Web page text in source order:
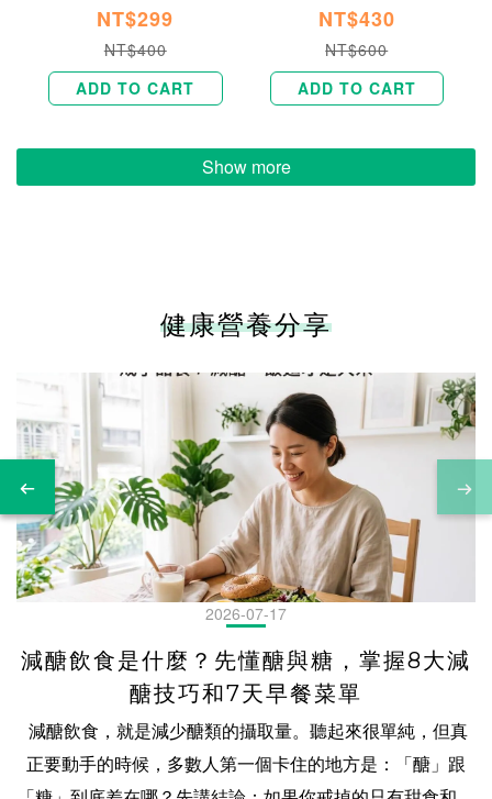
NT$299
NT$400
ADD TO CART
NT$430
NT$600
ADD TO CART
Show more
健康營養分享
2026-07-17
減醣飲食是什麼？先懂醣與糖，掌握8大減
醣技巧和7天早餐菜單
減醣飲食，就是減少醣類的攝取量。聽起來很單純，但真正要動手的時候，多數人第一個卡住的地方是：「醣」跟「糖」到底差在哪？先講結論：如果你戒掉的只有甜食和手搖飲，那叫減糖，不叫減醣。飯、麵、麵包這些一點都不甜的東西，才是大宗。這篇會先把這兩個字分乾淨，再談 8 個可以馬上用的減醣技巧，最後給你一份 7 天早餐菜單。 目錄減醣飲食是什麼？先分清楚「醣」和「糖」減醣飲食與低碳飲食的差別？減醣的好處是什麼？減醣要怎麼做？8 大技巧一次掌握減醣食物有哪些？減醣主食替換對照減醣早餐一週菜單怎麼配減醣新手最常誤會的三件事關於減醣，大家最常問的 9 件事減醣飲食｜加入社群，發現更多減醣的技巧 減醣飲食是什麼？先分清楚「醣」和「糖」「醣」是所有碳水化合物的總稱，「糖」只是其中的一小類。兩個字差一筆，範圍差很多：減糖只動到那一小類，減醣要連飯麵一起算進來。 減醣飲食的基本概念先說一件可能有點意外的事：「減醣飲食」不是政府認定的正式名詞。 翻遍衛福部國民健康署的《每日飲食指南》，你會找到「全穀雜糧類」，也會找到「添加糖」，但找不到「減醣飲食」這四個字的定義，更沒有規定要減到多少才算數。所以你在網路上看到的減醣說法，從溫和到嚴格都有，彼此還常常對不起來。這不是誰在亂講，是這個詞本來就沒有一把公定的尺。 政府給的是另一種東西：一個均衡飲食的參考範圍。 三大營養素佔一天總熱量的建議比例 蛋白質 10% ~ 20%｜脂質 20% ~ 30%｜醣類（碳水化合物）50% ~ 60% 資料來源：衛生福利部國民健康署《每日飲食指南手冊》（107 年 10 月第二版） 這個範圍的適用對象是一般成人。如果你有特殊需求，這篇文章不能取代醫師或營養師給你的建議。 「糖」不是只有吃起來甜的那些官方對「糖」的判定不是看甜度，是看結構：食藥署在營養標示的規範裡把「糖」定義為單醣與雙醣的總和。你在營養標示上看到的「糖」那一欄，算的就是它們。 大部分的糖確實嚐得出甜味，所以一講到糖，多數人想到的是甜點、含糖飲料、蛋糕餅乾。這個直覺大致沒錯，但它有漏洞。 乳糖就是那個漏洞。 牛奶喝起來不像糖水，可是乳糖是雙醣，在標示上一樣要算進「糖」那一欄。甜度只是線索，不是判定的依據。還有一件事知道的人不多：營養標示上沒有「添加糖」這一欄。 標示的「糖」把天然就有的（牛奶裡的乳糖、水果裡的果糖）和製作時加進去的混在同一個數字裡。而國健署《國民飲食指標》建議「不宜超過總熱量 10%」的，指的是額外加進去的那些。 換句話說，光看標示上的「糖」，看不出添加糖有多少。 「醣」是所有碳水化合物的總稱「醣」的範圍比「糖」大得多。食藥署的定義很直接：碳水化合物，即醣類，指總碳水化合物。 換句話說，「醣」是一個大圈，「糖」只是圈裡的一小塊。這個圈裡還有澱粉。飯、麵、麵包、地瓜、馬鈴薯，這些吃起來一點都不甜的東西，全都是醣。連膳食纖維也在圈裡，只是纖維的熱量以每公克 2 大卡計，跟其他碳水的 4 大卡不同。 把大圈小圈的關係擺出來，「減糖」和「減醣」的差別就清楚了： 減的是什麼主要對付減糖圈裡那一小塊甜食、含糖飲料，特別是添加糖減醣整個圈連澱粉一起算進來，減的是總碳水化合物的量 所以「我沒吃甜食」和「我有減醣」是兩回事。甜食只是那一小塊，飯麵才是大宗。這也是為什麼有些人戒了手搖飲，一整天吃進去的醣量卻沒有降多少。三餐的飯麵完全沒動。 分清楚這兩個字之後，下一個問題自然就來了：那減醣跟低碳，又差在哪？ 減醣飲食與低碳飲食的差別？ 兩種都在減碳水，差別是你需要多精確。減醣通常先從含糖飲料和精緻澱粉下手，不設硬性的每日克數；低碳會給自己一個每天的碳水額度，總量要記帳。 減醣和低碳，差在哪裡？先說一件會讓人有點意外的事：這兩個詞，沒有一個是政府認定的正式名詞。 跟「減醣飲食」一樣，「低碳飲食」在台灣的政府官方文件裡也找不到定義，沒有規定碳水要壓到多少才算數。網路上流傳的各種克數標準，來源多半是國外的書籍、社群或研究，彼此並不一致。所以下面講的是大致的分野，不是公定標準。 減醣通常是「往下調」：先把含糖飲料、甜點、精緻澱粉的比重減下來，主食吃少一點或換掉一部分，多半不設一個硬性的每日克數。低碳通常是「設上限」：給自己一個每天的碳水額度，吃什麼可以彈性，但總量要記帳。所以低碳的人比較常在算克數，減醣的人比較常在做選擇。 真正的差別不在數字，在你需要多精確。減醣可以憑判斷做，低碳需要記錄。 兩種飲食方式比較，怎麼選？ 怎麼做需要記錄嗎難在哪減醣減少精緻糖與精緻澱粉，主食吃少或換掉一部分不一定沒有標準，全靠自己判斷低碳給自己一個每日碳水額度，總量要記帳要三餐都要算，外食最難 怎麼選？我們的建議是先問「你能維持多久」，不是「哪個比較快」。 飲食調整跟運動一樣，做三天的完美方案，效果不會比做三個月的普通方案好。多數人的日常有外食、有應酬、有趕時間的早上，一個需要每餐算克數的方案，在那些日子裡會第一個被放棄。 所以如果你是第一次調整，從減醣開始通常最實際：它容錯高，一餐沒做到不會歸零。等你對自己吃了什麼有感覺了，再決定要不要往更嚴格的方向走。 減醣的好處是什麼？減醣真正在調整的，是精緻糖和精緻澱粉在一天裡佔的比重。把它們的位置讓出來之後，蛋白質、蔬菜、好的油脂才有空間進來。 幫助減少精緻糖與精緻澱粉攝取，維持好狀態減醣最直接的作用，是把兩樣東西的份量壓下來：精緻糖和精緻澱粉。 精緻糖就是前面講的添加糖，國健署《國民飲食指標》建議它不宜超過總熱量的 10%。精緻澱粉則是加工程度高、纖維被去掉的那些主食，像白飯、白麵條、白吐司。 這兩樣東西的共同點是它們在一天裡佔餐盤的比例很大，但帶來的營養相對少。一份精緻澱粉和一份全穀，碳水的量可能差不多，但後者還帶著纖維和一些微量營養素。 所以減醣的第一步通常不是「吃更少」，而是「把餐盤的空間讓出來」：少了半碗白飯的空間，可以放一份蛋白質或一盤蔬菜。一天的食量是很接近的，這是一個餐盤空間的分配問題。 搭配蛋白質與膳食纖維，增加飽足感減醣的時候，主食少了，那個餐盤上的空缺，就要有東西補上，不然只是把一餐吃得比較少。 通常補的是兩樣：蛋白質與膳食纖維。 蛋白質的來源是蛋、豆製品、魚、肉類；膳食纖維主要來自非澱粉類的蔬菜、部分全穀，還有豆類。同樣的熱量下，這兩樣東西的體積通常比精緻澱粉大，讓餐盤上的營養比例更高了。 實際的配法很簡單：先看蛋白質夠不夠，再看蔬菜有沒有到一個手掌以上的量，最後才決定主食吃多少。 順序反過來的話，主食會先把位置佔走。 避免加工食品攝取，吃進額外負擔減醣的過程中，有一件事會自然發生：你會開始看成分。 因為要判斷一個東西能不能吃、吃多少，你得先知道它裡面有什麼。而一旦開始看，就會發現很多加工食品除了碳水之外，還帶了不少你沒打算吃的東西：各種糖的別名、油脂、調味。 這不是說加工食品都不能碰。是說當你的判斷依據從「它甜不甜」變成「它裡面有什麼」，選擇會自然往成分單純的方向移動。這個轉變本身，比減掉幾克碳水更有價值。 外食多，避免飲食失控台灣的外食比例高，這是減醣最現實的挑戰：你控制不了廚房料理食物的調理配比，加了多少糖、多少塩、多少調味料，都不知道，也無法掌握。 但外食不代表沒得選。減醣在外食情境下的價值，是它給了你一個簡單的判斷框架：這一餐的主食佔了多少？有沒有蛋白質？蔬菜在哪裡？ 有框架跟沒框架的差別，不在於你能不能吃得完美，而在於你知道自己在做什麼取捨。今天中午吃了一碗麵，晚上就把主食收一點。這是選擇，不是失控。 減醣要怎麼做？8 大技巧一次掌握減醣不必一次到位。從含糖飲料和精緻澱粉開始減，把蛋白質和蔬菜的份量補上，再學會看營養標示。這八個技巧可以一個一個加，不用同時做完。 技巧一：優先減少含糖飲料、甜點與精緻澱粉如果只能做一件事，做這件。 國健署《國民飲食指標》的建議是添加糖不宜超過總熱量的 10%，而含糖飲料和甜點是添加糖最集中的來源。它們的另一個特點是：熱量進來得很快，份量感卻很低。一杯飲料喝完，幾乎沒感覺，但那些碳水已經算進今天了。 精緻澱粉則是量的問題。一碗滷肉飯、一份鍋燒意麵、便當裡那格白飯，在台灣的餐桌上份量都不小，減一點下來，空間馬上出現。 實際做法是排順序，不是全砍：先動含糖飲料（全糖改半糖、半糖改無糖，最容易、感覺最小），再動下午茶那塊蛋糕，最後才處理三餐的主食。反過來做的人多半撐不久，因為主食是三餐的骨幹，一動就影響每一餐。 技巧二：每餐安排足夠的蛋白質主食減下來之後，蛋白質是第一個要補上的。 原因很實際：一餐裡如果只是把飯減半、其他都不動，那就只是吃比較少。蛋白質那一份的體積跟同熱量的精緻澱粉不一樣，占掉的餐盤的營養比例差很多。 來源不必複雜：蛋、豆腐、豆漿、魚、雞胸、里肌都算。判斷方式比記克數實用：看看這一餐裡，蛋白質那一份的大小有沒有到你的一個手掌。 趕時間的時候，能直接吃的蛋白質最有用，這也是為什麼備餐時值得先把蛋白質準備好。像我們的輕卡厚雞塊就是為了這個情境做的：氣炸鍋或烤箱直接加熱，不用處理生肉，早餐和加班的晚餐都能用。 技巧三：主食優先選擇原型或少加工的食物同樣是主食，加工程度不一樣，帶進來的東西也不一樣。 白米和糙米的碳水都不低，但糙米保留了外層的麩皮和胚芽，纖維和微量營養素比白米多。白吐司和全麥麵包的關係也類似。 這裡要小心一個常見的誤解：換成原型或少加工的主食，不代表碳水變少了。糙米飯的碳水不會比白米飯少多少。換的是「同樣的碳水，帶進來的東西比較多」。要減碳水的量，還是得看份量。 技巧四：增加非澱粉類蔬菜並補充足夠水分蔬菜要分兩種看，這件事很多人沒注意到。 非澱粉類蔬菜（葉菜、花椰菜、菇類、瓜類、番茄）碳水低、體積大，是減醣時最好用的填充。澱粉類蔬菜（地瓜、玉米、南瓜、芋頭、馬鈴薯）碳水不低，在飲食分類裡它們其實跟飯麵是同一類。 所以「多吃蔬菜」在減醣飲食中，要講精確一點：多吃的是非澱粉類的那些。地瓜吃多了，等於主食吃多了。 水分則是另一件容易被忽略的事。飲食結構改變的時候，身體的水分和電解質也會跟著調整。這跟減醣本身沒有直接關係，但它會讓你以為不適合「減醣」。 技巧五：蔬菜與蛋白質先吃，含醣主食最後吃這是一個不用改變吃什麼、只改變順序的技巧。 先吃蔬菜和蛋白質、最後才吃主食，好處很直接：當你吃到主食的時候，已經吃了不少東西了，主食的份量自然會收斂。而如果第一口就是飯，很容易在還沒吃到菜之前就吃掉大半碗。 這個技巧最大的價值在外食。你沒辦法要求店家改料理配方，但你可以決定筷子先夾哪一盤。 ⚠️ 這是一個關於份量控制的技巧，它有用的原因單純是「順序影響你最後吃了多少」。 技巧六：學會看懂「營養標示」這是八個技巧裡最值得花時間的一個，因為它是唯一能讓你自己判斷的工具。 包裝食品的營養標示上，跟減醣直接相關的是這幾欄： 欄位它算的是什麼減醣時怎麼看碳水化合物總碳水化合物（即醣類）這才是減醣要看的那一欄糖單醣與雙醣的總和只是碳水裡的一小部分膳食纖維纖維（也算在碳水裡）熱量以每公克 2 大卡計 三個實務重點： 一、每 100 公克 vs 每份，要先看清楚。 標示通常兩種都給，但「每份」的份量是廠商定義的。同樣一包餅乾，有的算一份，有的算三份。比較不同商品時，用「每 100 公克」才是同一把尺。二、「糖」那一欄不等於添加糖。 前面講過，標示上沒有添加糖這一欄，天然的和加進去的混在同一個數字裡。三、成分表按含量排序。 排在越前面的含量越多。如果糖的各種別名（葡萄糖漿、麥芽糊精、蔗糖、果糖）出現在前幾位，那個數字大概不會好看。 技巧七：水果不用戒，掌握種類、份量與食用方式水果有糖，但水果不是甜點。 種類：不同水果的碳水密度差很多。芭樂、番茄、莓果類相對低；香蕉、荔枝、龍眼、芒果相對高。這不是「不能吃」的名單，是「同樣一份，量要不一樣」的提醒。份量：國健署《每日飲食指南手冊》有水果類的每日建議份數與一份的大小，這是比憑感覺可靠的依據。食用方式：這一項的影響可能比前兩項都大。整顆吃 > 打成果汁。 打成汁之後纖維被破壞、體積變小，很容易一次喝下三顆的量，而你不會一次吃三顆。 技巧八：準備成分單純、方便取得的備用點心減醣最常失敗的時刻，不是在餐桌上，是在餓了但手邊沒東西的那個當下。 那個當下人不會做最好的選擇，只會做最快的選擇。所以與其考驗意志力，不如先把選擇準備好：家裡、辦公室抽屜、包包裡，放一個成分單純、不用處理就能吃的東西。 判斷標準有兩個：成分表短（看得懂裡面是什麼）、不用準備（撕開就能吃，或幾分鐘能加熱好）。超商就買得到的無糖豆漿、茶葉蛋、小包裝無調味堅果都符合；反過來說，餅乾、麵包櫃裡的甜麵包、含糖優酪乳雖然也很快，但它們解決的是嘴饞不是餓。 我們的減醣貝果也是為了這個痛點而設計的：不用退冰，微波加熱1分鐘就能吃，成分表透明，用料天然，你也看得懂，也安心。至於它在早餐怎麼搭？繼續看下去，等下就為你介紹。 減醣食物有哪些？減醣主食替換對照主食不必戒，是換成更好的選擇就可以！白飯可以換成花椰菜米或混入全穀，麵條有蒟蒻麵和豆製麵，麵包則要看配方裡的碳水總量。每一種的口感與代價都不一樣。 白飯可以換成哪些選擇？用花椰菜米減醣？白飯的替換有三條路，代價各不相同。 一、換成全穀（糙米、五穀米、藜麥混飯）。碳水沒有變少多少，換的是纖維和口感。優點是最容易接受，缺點是它解決的不是「量」的問題。二、混一半（白飯和花椰菜米各半，或飯和豆類各半）。這是實務上最常見的做法，因為它保留了「在吃飯」的感覺，量卻真的降下來了。三、整碗換成花椰菜米。 碳水降最多，但口感差最遠。它是花椰菜，不是飯。多數人的問題不是不知道這招，是撐不過第三天。 麵條的替換選項？麵條的替換選項比白飯多，因為麵的形狀比較好模仿。常見的有這四種：蒟蒻麵：碳水極低，但口感偏彈、幾乎沒有麵味。它是蒟蒻，不是麵。蛋白麵：用高蛋白粉或大豆蛋白取代部分麵粉，碳水比一般麵條低、蛋白質高。這一類在台灣越來越好買，超市和網購都有。全麥麵：跟糙米飯一樣，換的是纖維不是量。 選的時候要先決定你在意什麼：要碳水降最多，蒟蒻麵；要口感最接近一般麵條，全麥麵；要同時把蛋白質那一格一起補上，就選蛋白麵。 麵包可以換成哪些選擇？麵包這一類最需要小心，因為「看起來很營養」和「碳水真的比較低」是兩件事。 全麥麵包、雜糧麵包、歐式麵包，這些名字給人的印象是負擔較輕，但它們的碳水未必比白吐司低多少。麵包的碳水來自麵粉，而換麵粉的種類不等於換掉碳水。真正會影響總碳水的是配方（用了什麼粉、加了多少糖）和份量（一個多大）。 所以判斷麵包只有一個可靠方法：看營養標示的碳水化合物那一欄，用每 100 公克比。 名字、顏色、賣相都不能當依據。 而這時，喜歡吃麵包，但因為要減醣，那減醣貝果就是最好的選項之一！但一樣要看標示，因為市面上減醣貝果品牌眾多，不能因為名字裡有「減醣」就跳過這一步，如何選出真的減醣、用料天然，又能吃得飽，最重要是美味優先，若要研究試吃又是一門辛苦的功課。但原味時代的減醣貝果，直接符合條件，就是不用再額外做功課的推薦選項！ 減醣早餐一週菜單怎麼配早餐要減醣，難的不是知識是時間。固定幾個能重複的組合，一份蛋白質加一份蔬菜加一份控制過碳水的主食，配好一次就能用一週。 減醣早餐，首選「減醣貝果」想吃得滿足，又希望少一點負擔？減醣貝果以保留麵包Q彈嚼勁，再透過加入大豆纖維(豆渣)來取代部分麵粉，來調整降低醣類含量，每顆都減少碳水 30%、減少熱量 20%。讓你在享受 10 多種人氣口味與Q彈鬆軟口感的同時，也能更輕鬆安排每天的飲食。無論搭配雞胸肉、蛋、酪梨或生菜沙拉，都能快速完成一份營養均衡的早餐，兼顧美味、飽足感與便利，為一天注入滿滿活力。 減醣早餐，一週菜單推薦原則只有一個：每天都是「一份主食＋一份蛋白質＋一份蔬菜」。 主食這一格我們就用減醣貝果，因為在你生活中，不用花力氣、不用再研究做功課的最佳選項之一：冰箱拿出來，不用退冰 直接加熱就能吃。而口味換著吃，就能開心吃一週的關鍵。 減醣貝果口味蛋白質蔬菜週一原味麥香減醣貝果水煮蛋 2 顆小番茄一把週二奶油香蒜減醣貝果無糖豆漿 1 杯生菜沙拉（油醋）週三小農番茄瑪格麗特減醣貝果雞胸肉片夾進貝果的生菜週四重乳酪起司減醣貝果水煮蛋 2 顆燙青菜週五墨西哥辣椒減醣貝果荷包蛋 2 顆涼拌小黃瓜週六紫心地瓜減醣貝果無糖希臘優格酪梨或生菜週日惡魔可可減醣貝果蛋 2 顆＋嫩豆腐炒蔬菜一盤 怎麼換口味： 鹹的那幾天（奶油香蒜、小農番茄瑪格麗特、墨西哥辣椒、重乳酪起司）適合切開夾蛋和生菜，當三明治吃；甜的那幾天（惡魔可可、紫心地瓜、蜜香蘋果紅茶、藍莓優格丁）直接吃就好，蛋白質配旁邊的豆漿或優格。週五排墨西哥辣椒更爽快。一週吃到第五天最容易懈怠，重口味的那顆放在這裡。 三個實務提醒： 紫心地瓜那天要注意：貝果本身就是主食，不要再另外配地瓜或玉米。蔬菜是最容易被跳過的一格，也是最該守住的。前一晚先洗好切好，隔天成功率差很多。這是起點不是規定。 七顆全換成你愛的那一種也可以，只是第四天你大概會想換。 配了一週之後，接下來談幾個新手最常踩的坑。 減醣新手最常誤會的三件事三個最常見的誤會：以為減醣就是不吃澱粉、只看營養標示的「糖」不看總碳水、以及覺得減醣一定很麻煩。前兩個是定義沒搞清楚，第三個是方法問題。 把「不吃澱粉」當成減醣這是最常見的一個，而且它會讓人吃得比原本更糟。 減醣減的是總醣量，澱粉只是其中的一部分。所以「戒掉澱粉」不等於「減醣成功」。如果戒了飯，卻改喝含糖飲料、多吃水果、多喝奶茶，總醣量可能一點都沒降。 反過來也一樣：主食完全不吃，並不會讓效果加倍。 主食是一天裡最好控制、也最容易計算的一格。把它整個砍掉之後，剩下的那些（醬料、飲料、水果、加工食品裡的糖）反而更難掌握。 「不吃澱粉」聽起來像是更努力的版本，實際上是把一個好控制的變數換成一堆不好控制的變數。 只看「糖」不看「總碳水」這個誤會的成因很好理解：營養標示上有一欄明明白白寫著「糖」，看它最直覺。 但前面講過，那一欄只算單醣與雙醣，澱粉不在裡面。所以一個「糖 0 公克」的商品，碳水化合物那一欄可能是 40 公克。它不甜，但它是醣。 減醣要看的是碳水化合物那一欄，不是糖那一欄。 這句話值得記起來，因為市面上「無糖」「零糖」的訴求很多，而它們講的都是那一小塊。 減醣菜單太麻煩，不容易維持？這個不是誤會，是真的。而且它是減醣最大的失敗原因。不是不知道怎麼做，是做不下去。 麻煩來自三個地方：要想（今天吃什麼）、要備（買、洗、切、煮）、要算（這個能不能吃、吃多少）。 三個裡面，「要想」最容易解決：固定幾個組合，重複用。 前面那份一週菜單的重點不是那七天有多豐富，而是它的結構只有一種：一份主食、一份蛋白質、一份蔬菜。結構固定之後，決策成本就掉下來了。 「要備」的解法是先把最卡的那一格準備好。多數人卡在蛋白質和主食（要煮），蔬菜反而好處理。這也是我們做貝果和雞塊的原因：把最卡的那兩格變成不用準備。 「要算」則會隨著時間自己變簡單。前兩週最累，因為每樣東西都要查；查過的東西不用查第二次。 把誤會清掉之後，剩下的是大家最常問的那些具體問題。 關於減醣，大家最常問的 9 件事減醣外食怎麼吃？先決定主食那一格，其他跟著調整。 外食沒辦法改配方，但幾乎每一餐都給你選主食的權力：飯可以要半碗，麵可以少一點，便當的飯可以不吃完。主食這一格通常是一餐裡最大、也最好調整的那一塊，先處理它。 剩下的藏在看不見的地方：勾芡、醬料、糖醋、照燒、蜜汁，這些難免都有含糖。同一道菜，清炒和糖醋差很多。 實務上最好用的三家：自助餐（自己夾，蔬菜和蛋白質都好挑，是外食減醣的最強選項）、便當店（跟老闆說「飯少一點」就好，多數店家都願意）、火鍋（湯底選昆布或清湯，避開餃類與火鍋料）。 最難的是羹湯、燴飯、炒麵、鍋燒意麵這類「主食和醬料綁在一起」的品項。勾芡本身就是澱粉，你沒辦法把它挑掉。滷肉飯和牛肉麵也是硬仗：主食就是那一碗，減了就沒了。 上班趕時間，減醣怎麼吃？趕時間的時候人不會做最好的選擇，只會做最快的選擇。 所以這題的答案不在「怎麼選」，在「前一天做了什麼」。 三個實際做法：前一晚把蔬菜洗切好（早上的成敗多半在這格）、手邊常備能直接吃的蛋白質（水煮蛋、無糖豆漿、能快速加熱的肉品）、主食選能放的。 我們的減醣貝果和輕卡厚雞塊就是為了這個情境做的：不用退冰，幾分鐘能加熱好，這份如果沒準備，其他兩份再好也撐不住。 適合減醣的族群？這篇談的是一般成人的日常飲食調整。 如果你平常外食比例高、精緻糖和精緻澱粉吃得不少、想把飲食結構調整得均衡一點，那減醣是一個容錯高、好上手的起點。它不需要記帳，一餐沒做到也不會歸零。 如果你已經在做低碳、而且做得下去，那不必往回退。方法沒有高下，能維持的才有意義。 不適合減醣的族群？有特殊需求的族群，飲食調整請先問過醫師或營養師。 減醣容易吃不飽怎麼辦？先檢查是不是只做了「減」，沒做「補」。 最常見的狀況是：飯減半了，其他都沒動。那一餐的總量少了，份量感當然就少了。 補的順序是蛋白質優先，蔬菜其次。 蛋白質那一份的大小到你的一個手掌，蔬菜到一個手掌以上，這兩格先放滿，主食那格自然就少了。 還有兩個常被忽略的：吃太快（份量感需要時間，狼吞虎嚥時大腦來不及跟上）和水喝太少（口渴常被誤認成餓）。 如果補了、也慢慢吃了，還是餓，那可能是減太快了。減醣不是比賽，從減四分之一碗飯開始，比一次砍半更容易走得久。 減醣食物不好吃？這題要老實回答：有些真的不好吃。 花椰菜米不是飯，蒟蒻麵不是麵，這是物理現實，換個講法也不會變。 而原味時代的研發原則是美味優先：一個東西如果看起來減醣減很多，但沒人想吃第二次的話，那就沒有解決問題。所以我們做減醣貝果的時候，除了重視原料天然、減少吃進去的負擔外，也努力研發 10 多種人氣口味，致力於讓貝果美味好吃。像是甜系的藍莓優格丁和鹹系的小農番茄瑪格麗特，都是客人吃了喜歡，不斷回購的選擇！ 白飯不甜，為什麼是含醣食物？因為「甜」不是判定的依據，結構才是。 白飯的主要成分是澱粉，而澱粉是碳水化合物的一種，也就是醣。它在標示上不會出現在「糖」那一欄（那欄只算單醣與雙醣），但它結結實實算在「碳水化合物」那一欄裡。 換句話說：白飯不甜，跟白飯含醣，這兩件事完全不衝突。 甜度是舌頭的感覺，含不含醣是結構的問題。 這也是為什麼「我沒吃甜的」不能當成「我沒吃醣」的理由。 地瓜、玉米、南瓜算不算澱粉？算。而且在飲食分類裡，它們跟白飯是同一類。 國健署《每日飲食指南手冊》把它們歸在「全穀雜糧類」，也就是主食那一格，不是蔬菜那一格。所以一頓飯裡如果有飯又有地瓜，那是兩份主食，不是一份主食加一份蔬菜。 這件事常常被誤會，因為它們長得像蔬菜、也常出現在菜的位置。芋頭、馬鈴薯、蓮藕、豌豆仁也是同樣的情況。 它們不是不能吃。比起白飯，它們多半帶著更多纖維。要調整的是份量的認知：它出現的時候，主食那一格要跟著減。 減醣飲食，要一直持續嗎？這是個人選擇，不是指引，所以沒有標準答案。 「減醣飲食」沒有規定的期程，也沒有「做滿幾週就完成」這回事。它比較像一組飲食習慣的調整方向，而不是一個有終點的過程。 我們的看法是：與其問「要做多久」，不如問「哪些部分你願意一直做」。 實務上，多數人最後留下來的不是最嚴格的那些做法，而是最不費力的那幾個：像是主食換成減醣貝果、蔬菜多一點、飲料改無糖。這幾件事不需要意志力，久了就是習慣。至於花椰菜米那種需要天天忍耐的，通常留不下來，那也沒關係。 能一直做的，才會有意義；做不下去的，做多久都會回去。 減醣飲食｜加入社群，發現更多減醣的技巧減醣這件事，一個人做最難的不是知識，是沒有人可以問。 我們有一個減醣社群，裡面有人在分享今天的早餐怎麼配、哪家外食可以吃、哪個做法撐不過三天。這些東西不會出現在任何一篇文章裡，因為它們太細、太日常，但那正是真的在做的人需要的。 歡迎加入，一起把這件事變得簡單一點。 >> 立即加入社群，把減醣變成你的美好生活！ 除此之外，還有減醣必備的「減醣貝果」，這裡有「新客」的優惠，[ 點擊這裡立即看 ]！ 讓減醣生活輕鬆實現！ 更多資訊在這裡： ‣ 來逛逛｜原味時代貝果 ‣ 加入｜原味時代 LINE 官方帳號 ‣ 加入｜原味時代 LINE VIP寵粉社群